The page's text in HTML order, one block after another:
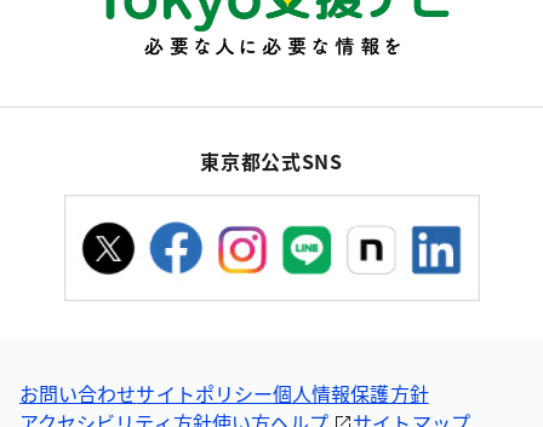
東京都公式SNS
お問い合わせサイトポリシー個人情報保護方針